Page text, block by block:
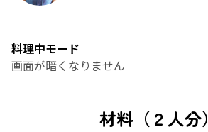
料理中モード
画面が暗くなりません
材料（２人分）